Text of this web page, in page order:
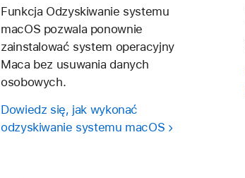
Funkcja Odzyskiwanie systemu
macOS pozwala ponownie
zainstalować system operacyjny
Maca bez usuwania danych
osobowych.
Dowiedz się, jak wykonać
odzyskiwanie systemu macOS